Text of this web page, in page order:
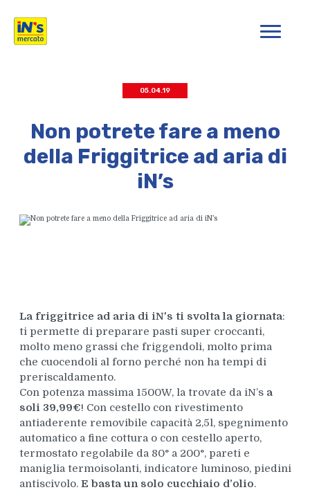
iN's Mercato
05.04.19
Non potrete fare a meno
della Friggitrice ad aria di
iN’s
La friggitrice ad aria di iN's ti svolta la giornata:
ti permette di preparare pasti super croccanti,
molto meno grassi che friggendoli, molto prima
che cuocendoli al forno perché non ha tempi di
preriscaldamento.
Con potenza massima 1500W, la trovate da iN’s a
soli 39,99€! Con cestello con rivestimento
antiaderente removibile capacità 2,5l, spegnimento
automatico a fine cottura o con cestello aperto,
termostato regolabile da 80° a 200°, pareti e
maniglia termoisolanti, indicatore luminoso, piedini
antiscivolo. E basta un solo cucchiaio d’olio.